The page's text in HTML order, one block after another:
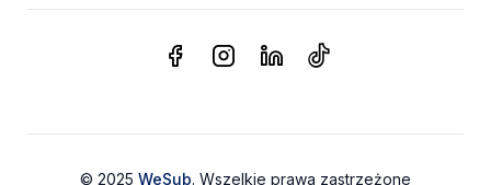
© 2025 WeSub. Wszelkie prawa zastrzeżone